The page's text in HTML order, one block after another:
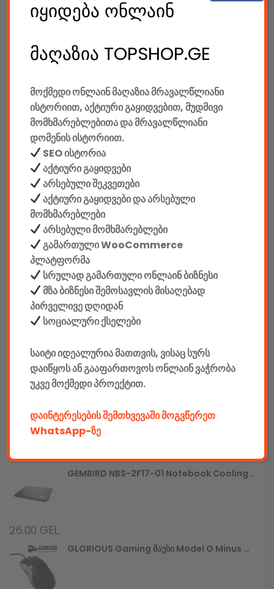
185.00GEL
Gaming Სავარძელი Defender Corsair CL-361, Red/black,PU,50mm
Gaming Სავარძელი Defender Devastator CT-365, Red/black,PU,50mm
780.00GEL
Gaming Სავარძელი Defender Dominator CM-362, Blue/black,PU,50mm
650.00GEL
Gaming Სავარძელი Defender Dominator CM-362, Red/black,PU,50mm
780.00GEL
Gaming Სავარძელი Defender Interceptor CM-363, Blue/black,PU,60mm
790.00GEL
25.00GEL
GEMBIRD NBS-2F17-01 Notebook Cooling Stand
26.00 GEL
GLORIOUS Gaming Მაუსი Model O Minus Glossy, Black (GOM-GBlack)
იყიდება ონლაინ
მაღაზია TOPSHOP.GE
მოქმედი ონლაინ მაღაზია მრავალწლიანი
ისტორიით, აქტიური გაყიდვებით, მუდმივი
მომხმარებლებითა და მრავალწლიანი
დომენის ისტორიით.
SEO ისტორია
აქტიური გაყიდვები
არსებული შეკვეთები
აქტიური გაყიდვები და არსებული
მომხმარებლები
არსებული მომხმარებლები
გამართული WooCommerce
პლატფორმა
სრულად გამართული ონლაინ ბიზნესი
მზა ბიზნესი შემოსავლის მისაღებად
პირველივე დღიდან
სოციალური ქსელები
საიტი იდეალურია მათთვის, ვისაც სურს
დაიწყოს ან გააფართოვოს ონლაინ ვაჭრობა
უკვე მოქმედი პროექტით.
დაინტერესების შემთხვევაში მოგვწერეთ
WhatsApp-ზე